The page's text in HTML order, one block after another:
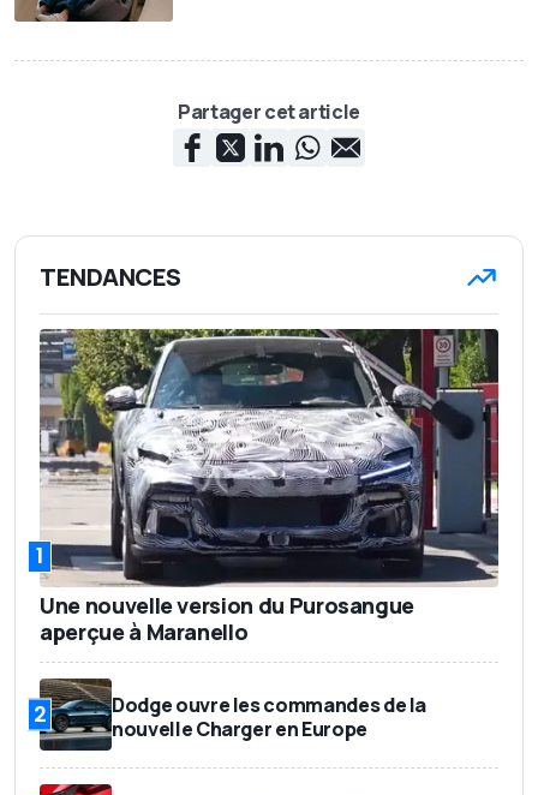
Partager cet article
TENDANCES
1
Une nouvelle version du Purosangue
aperçue à Maranello
2
Dodge ouvre les commandes de la
nouvelle Charger en Europe